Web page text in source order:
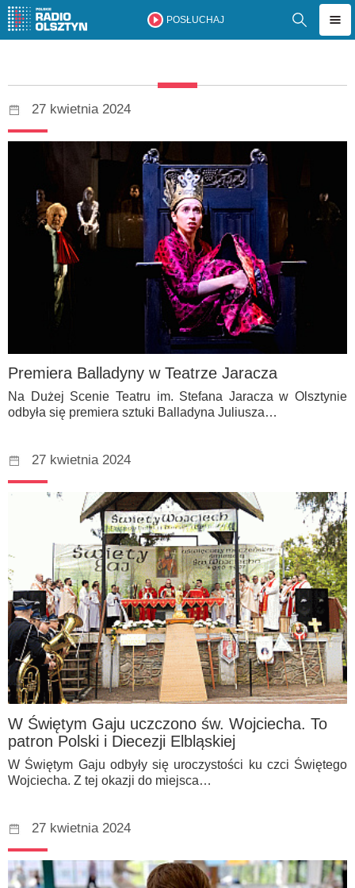
POSŁUCHAJ
27 kwietnia 2024
Premiera Balladyny w Teatrze Jaracza
Na Dużej Scenie Teatru im. Stefana Jaracza w Olsztynie
odbyła się premiera sztuki Balladyna Juliusza…
27 kwietnia 2024
W Świętym Gaju uczczono św. Wojciecha. To
patron Polski i Diecezji Elbląskiej
W Świętym Gaju odbyły się uroczystości ku czci Świętego
Wojciecha. Z tej okazji do miejsca…
27 kwietnia 2024